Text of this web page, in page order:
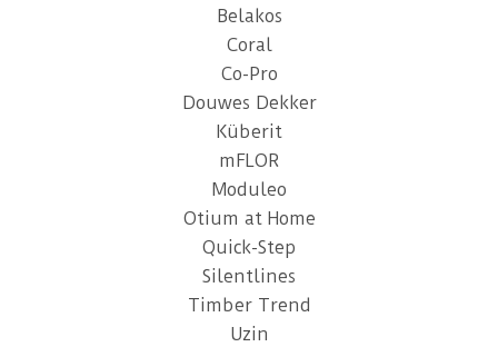
Belakos
Coral
Co-Pro
Douwes Dekker
Küberit
mFLOR
Moduleo
Otium at Home
Quick-Step
Silentlines
Timber Trend
Uzin